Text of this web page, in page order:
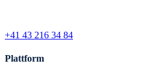
+41 43 216 34 84
Plattform